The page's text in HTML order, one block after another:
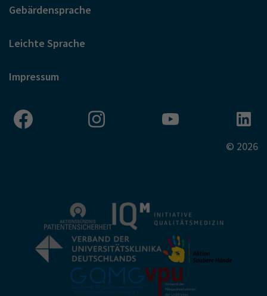
Gebärdensprache
Leichte Sprache
Impressum
© 2026